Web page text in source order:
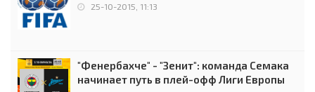
25-10-2015, 11:13
"Фенербахче" - "Зенит": команда Семака
начинает путь в плей-офф Лиги Европы